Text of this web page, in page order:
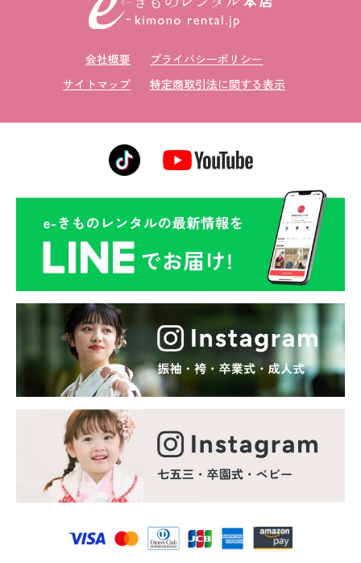
会社概要
プライバシーポリシー
サイトマップ
特定商取引法に関する表示